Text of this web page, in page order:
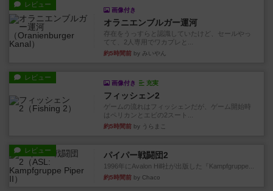
レビュー
画像付き
オラニエンブルガー運河
存在をうっすらと認識していたけど、セールやっ
てて、2人専用でワカプレと...
約5時間前 by みいやん
レビュー
画像付き 充実
フィッシェン2
ゲームの流れはフィッシェンだが、ゲーム開始時
はペリカンとエビの2スート...
約5時間前 by うらまこ
レビュー パイパー戦闘団2
1996年にAvalon Hill社が出版した『Kampfgruppe...
約5時間前 by Chaco